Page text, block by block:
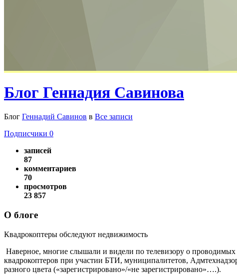
Блог Геннадия Савинова
Блог Геннадий Савинов в Все записи
Подписчики 0
записей
87
комментариев
70
просмотров
23 857
О блоге
Квадрокоптеры обследуют недвижимость
Наверное, многие слышали и видели по телевизору о
квадрокоптеров при участии БТИ, муниципалитетов,
разного цвета («зарегистрировано»/«не зарегистрировано»….).